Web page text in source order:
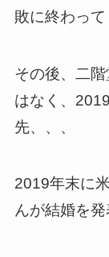
敗に終わって
その後、二
はなく、
先、、、
2019年末に
んが結婚を発